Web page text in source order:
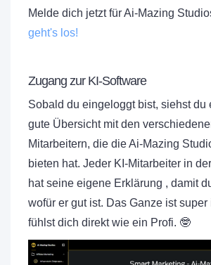
Melde dich jetzt für Ai-Mazing
geht's los!
Zugang zur KI-Software
Sobald du eingeloggt bist, siehst du
gute Übersicht mit den
Mitarbeitern, die die Ai-Mazing
bieten hat. Jeder KI-Mitarbeiter in
hat seine eigene Erklärung , damit
wofür er gut ist. Das Ganze ist
fühlst dich direkt wie ein Profi. 🤓